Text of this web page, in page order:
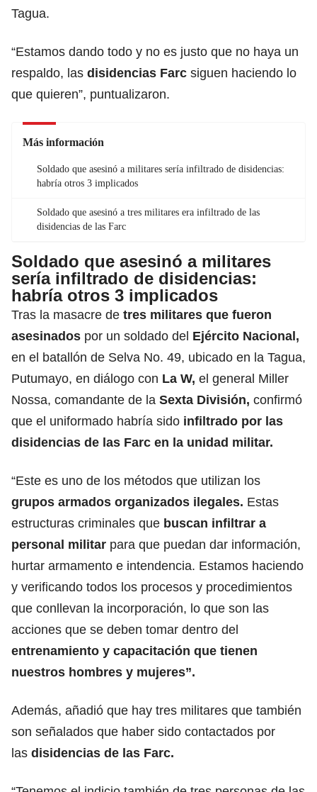
Tagua.
“Estamos dando todo y no es justo que no haya un
respaldo, las disidencias Farc siguen haciendo lo
que quieren”, puntualizaron.
Más información
Soldado que asesinó a militares sería infiltrado de disidencias:
habría otros 3 implicados
Soldado que asesinó a tres militares era infiltrado de las
disidencias de las Farc
Soldado que asesinó a militares
sería infiltrado de disidencias:
habría otros 3 implicados
Tras la masacre de tres militares que fueron
asesinados por un soldado del Ejército Nacional,
en el batallón de Selva No. 49, ubicado en la Tagua,
Putumayo, en diálogo con La W, el general Miller
Nossa, comandante de la Sexta División, confirmó
que el uniformado habría sido infiltrado por las
disidencias de las Farc en la unidad militar.
“Este es uno de los métodos que utilizan los
grupos armados organizados ilegales. Estas
estructuras criminales que buscan infiltrar a
personal militar para que puedan dar información,
hurtar armamento e intendencia. Estamos haciendo
y verificando todos los procesos y procedimientos
que conllevan la incorporación, lo que son las
acciones que se deben tomar dentro del
entrenamiento y capacitación que tienen
nuestros hombres y mujeres”.
Además, añadió que hay tres militares que también
son señalados que haber sido contactados por
las disidencias de las Farc.